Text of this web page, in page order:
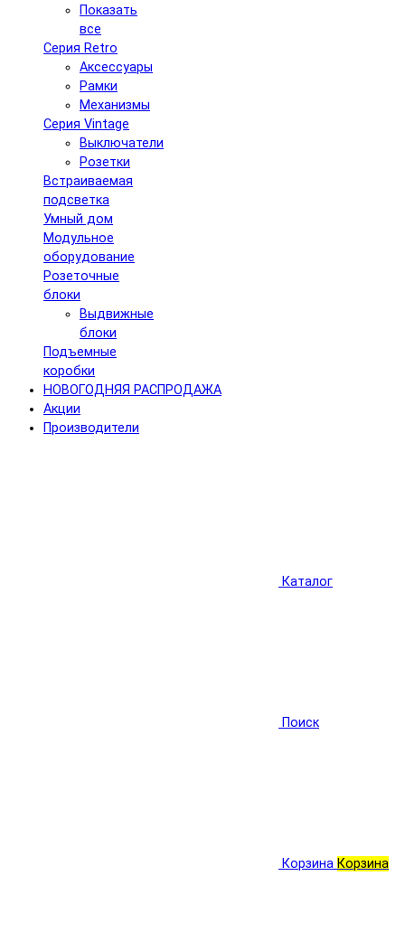
Показать
все
Серия Retro
Аксессуары
Рамки
Механизмы
Серия Vintage
Выключатели
Розетки
Встраиваемая
подсветка
Умный дом
Модульное
оборудование
Розеточные
блоки
Выдвижные
блоки
Подъемные
коробки
НОВОГОДНЯЯ РАСПРОДАЖА
Акции
Производители
Каталог
Поиск
Корзина Корзина